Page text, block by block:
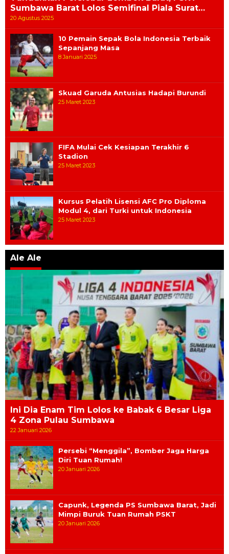
Sumbawa Barat Lolos Semifinal Piala Surat…
20 Agustus 2025
10 Pemain Sepak Bola Indonesia Terbaik
Sepanjang Masa
8 Januari 2025
Skuad Garuda Antusias Hadapi Burundi
25 Maret 2023
FIFA Mulai Cek Kesiapan Terakhir 6
Stadion
25 Maret 2023
Kursus Pelatih Lisensi AFC Pro Diploma
Modul 4, dari Turki untuk Indonesia
25 Maret 2023
Ale Ale
Ini Dia Enam Tim Lolos ke Babak 6 Besar Liga
4 Zona Pulau Sumbawa
22 Januari 2026
Persebi “Menggila”, Bomber Jaga Harga
Diri Tuan Rumah!
20 Januari 2026
Capunk, Legenda PS Sumbawa Barat, Jadi
Mimpi Buruk Tuan Rumah PSKT
20 Januari 2026